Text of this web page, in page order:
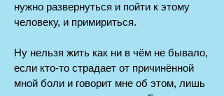
нужно развернуться и пойти к этому
человеку, и примириться.
Ну нельзя жить как ни в чём не бывало,
если кто-то страдает от причинённой
мной боли и говорит мне об этом, лишь